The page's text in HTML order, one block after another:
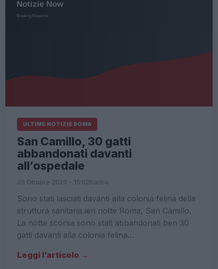
ULTIME NOTIZIE ROMA
San Camillo, 30 gatti
abbandonati davanti
all’ospedale
25 Ottobre 2020 - 15:02Katiba
Sono stati lasciati davanti alla colonia felina della
struttura sanitaria ieri notte Roma, San Camillo.
La notte scorsa sono stati abbandonati ben 30
gatti davanti alla colonia felina…
Leggi l’articolo →